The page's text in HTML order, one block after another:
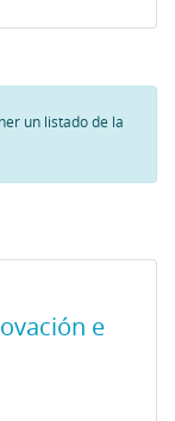
un listado de la
e